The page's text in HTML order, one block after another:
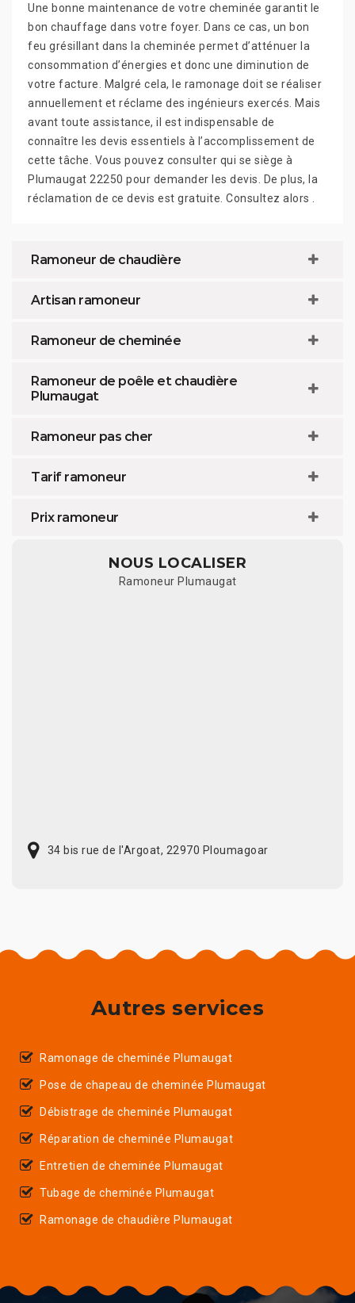
Une bonne maintenance de votre cheminée garantit le
bon chauffage dans votre foyer. Dans ce cas, un bon
feu grésillant dans la cheminée permet d’atténuer la
consommation d’énergies et donc une diminution de
votre facture. Malgré cela, le ramonage doit se réaliser
annuellement et réclame des ingénieurs exercés. Mais
avant toute assistance, il est indispensable de
connaître les devis essentiels à l’accomplissement de
cette tâche. Vous pouvez consulter qui se siège à
Plumaugat 22250 pour demander les devis. De plus, la
réclamation de ce devis est gratuite. Consultez alors .
Ramoneur de chaudière
Artisan ramoneur
Ramoneur de cheminée
Ramoneur de poêle et chaudière
Plumaugat
Ramoneur pas cher
Tarif ramoneur
Prix ramoneur
NOUS LOCALISER
Ramoneur Plumaugat
34 bis rue de l'Argoat, 22970 Ploumagoar
Autres services
Ramonage de cheminée Plumaugat
Pose de chapeau de cheminée Plumaugat
Débistrage de cheminée Plumaugat
Réparation de cheminée Plumaugat
Entretien de cheminée Plumaugat
Tubage de cheminée Plumaugat
Ramonage de chaudière Plumaugat